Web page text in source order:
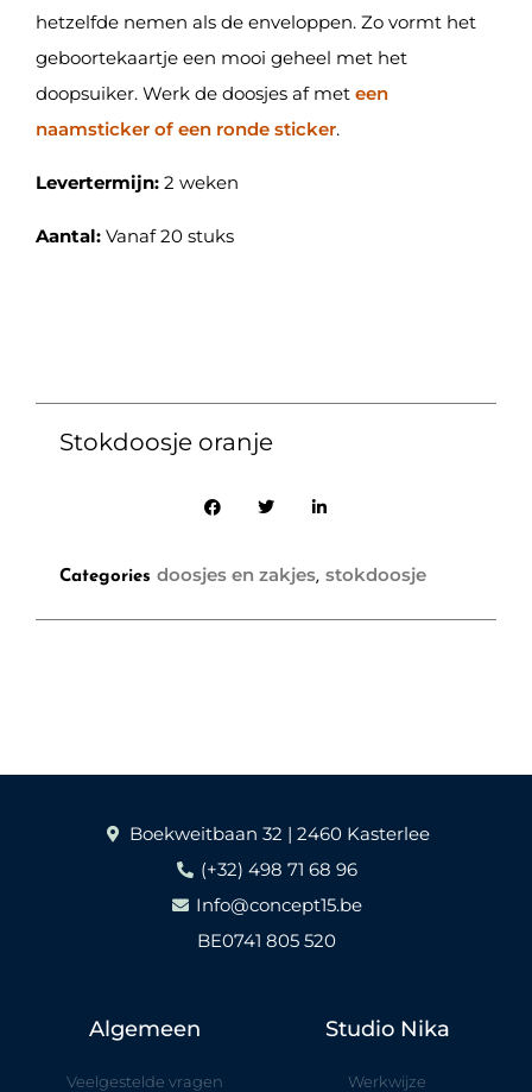
hetzelfde nemen als de enveloppen. Zo vormt het
geboortekaartje een mooi geheel met het
doopsuiker. Werk de doosjes af met een
naamsticker of een ronde sticker.
Levertermijn: 2 weken
Aantal: Vanaf 20 stuks
Stokdoosje oranje
Categories doosjes en zakjes, stokdoosje
Boekweitbaan 32 | 2460 Kasterlee
(+32) 498 71 68 96
Info@concept15.be
BE0741 805 520
Algemeen
Veelgestelde vragen
Studio Nika
Werkwijze